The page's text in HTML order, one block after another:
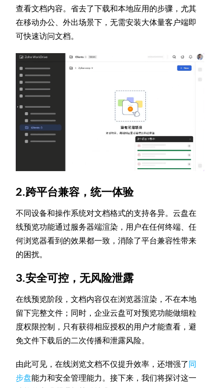
查看文档内容。省去了下载和本地应用的步骤，尤其
在移动办公、外出场景下，无需安装大体量客户端即
可快速访问文档。
2.跨平台兼容，统一体验
不同设备和操作系统对文档格式的支持各异。云盘在
线预览功能通过服务器端渲染，用户在任何终端、任
何浏览器看到的效果都一致，消除了平台兼容性带来
的困扰。
3.安全可控，无风险泄露
在线预览阶段，文档内容仅在浏览器渲染，不在本地
留下完整文件；同时，企业云盘可对预览功能做细粒
度权限控制，只有获得相应授权的用户才能查看，避
免文件下载后的二次传播和泄露风险。
由此可见，在线浏览文档不仅提升效率，还增强了 同
步盘能力和安全管理能力。接下来，我们将探讨这一